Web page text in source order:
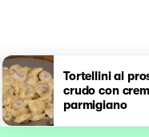
Tortellini al
crudo con
parmigiano